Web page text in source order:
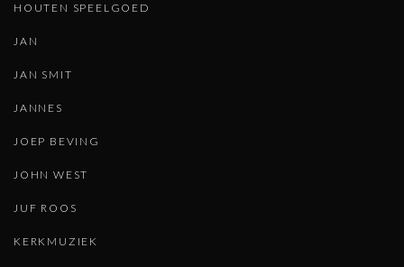
HOUTEN SPEELGOED
JAN
JAN SMIT
JANNES
JOEP BEVING
JOHN WEST
JUF ROOS
KERKMUZIEK